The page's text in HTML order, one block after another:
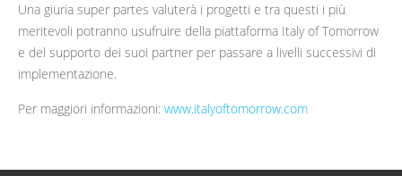
Una giuria super partes valuterà i progetti e tra questi i più
meritevoli potranno usufruire della piattaforma Italy of Tomorrow
e del supporto dei suoi partner per passare a livelli successivi di
implementazione.
Per maggiori informazioni: www.italyoftomorrow.com